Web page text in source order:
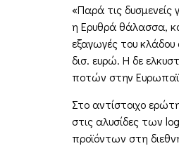
«Παρά τις δυσμενείς
η Ερυθρά θάλασσα,
εξαγωγές του
δισ. ευρώ. Η δε
ποτών στην
Στο αντίστοιχο
στις αλυσίδες των
προϊόντων στη